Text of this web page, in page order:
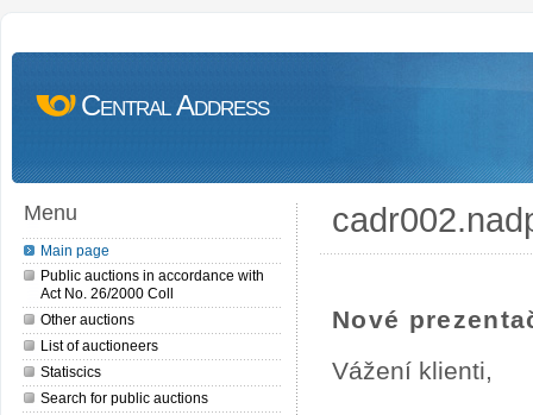
Central Address
Menu
Main page
Public auctions in accordance with
Act No. 26/2000 Coll
Other auctions
List of auctioneers
Statiscics
Search for public auctions
Nové
Vážení klienti,